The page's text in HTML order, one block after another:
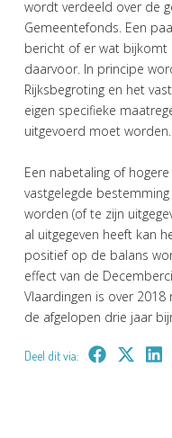
wordt verdeeld over de
Gemeentefonds. Een
bericht of er wat bijkomt
daarvoor. In principe
Rijksbegroting en het
eigen specifieke
uitgevoerd moet worden.
Een nabetaling of
vastgelegde
worden (of te zijn
al uitgegeven heeft kan
positief op de balans
effect van de
Vlaardingen is over
de afgelopen drie jaar
Deel dit via: